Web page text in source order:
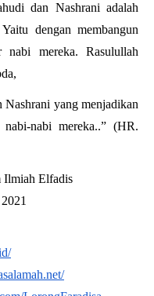
dan Nashrani adalah
dengan membangun
Nashrani yang menjadikan
nabi mereka..” (HR.
Ilmiah Elfadis